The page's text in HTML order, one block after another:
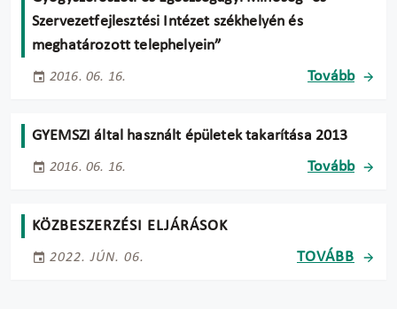
Szervezetfejlesztési Intézet székhelyén és
meghatározott telephelyein”
2016. 06. 16. Tovább
GYEMSZI által használt épületek takarítása 2013
2016. 06. 16. Tovább
KÖZBESZERZÉSI ELJÁRÁSOK
2022. JÚN. 06. TOVÁBB